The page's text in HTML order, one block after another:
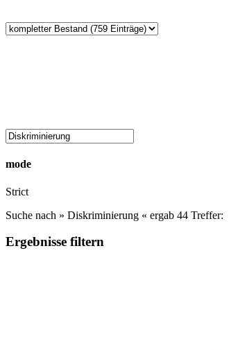
mode
Strict
Suche nach » Diskriminierung « ergab 44 Treffer:
Ergebnisse filtern